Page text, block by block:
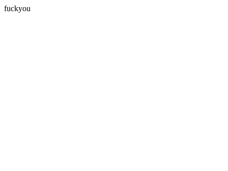
fuckyou